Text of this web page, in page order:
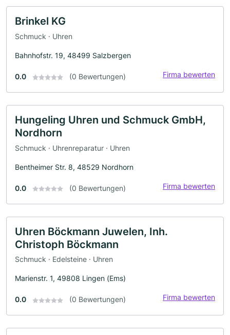
Brinkel KG
Schmuck · Uhren
Bahnhofstr. 19, 48499 Salzbergen
0.0 (0 Bewertungen) Firma bewerten
Hungeling Uhren und Schmuck GmbH,
Nordhorn
Schmuck · Uhrenreparatur · Uhren
Bentheimer Str. 8, 48529 Nordhorn
0.0 (0 Bewertungen) Firma bewerten
Uhren Böckmann Juwelen, Inh.
Christoph Böckmann
Schmuck · Edelsteine · Uhren
Marienstr. 1, 49808 Lingen (Ems)
0.0 (0 Bewertungen) Firma bewerten